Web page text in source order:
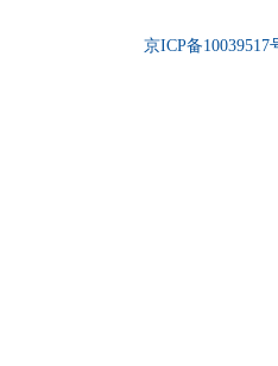
京ICP备10039517